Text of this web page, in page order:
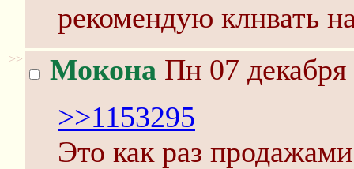
рекомендую клнвать
>> Мокона Пн 07
>>1153295
Это как раз